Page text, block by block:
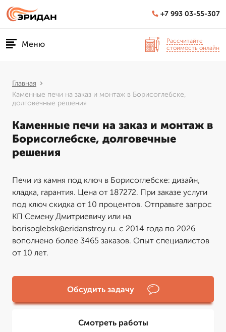
+7 993 03-55-307
Меню
Рассчитайте
стоимость онлайн
Главная
Каменные печи на заказ и монтаж в Борисоглебске,
долговечные решения
Каменные печи на заказ и монтаж в
Борисоглебске, долговечные
решения
Печи из камня под ключ в Борисоглебске: дизайн,
кладка, гарантия. Цена от 187272. При заказе услуги
под ключ скидка от 10 процентов. Отправьте запрос
КП Семену Дмитриевичу или на
borisoglebsk@eridanstroy.ru. с 2014 года по 2026
вополнено более 3465 заказов. Опыт специалистов
от 10 лет.
Обсудить задачу
Смотреть работы